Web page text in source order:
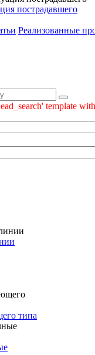
пострадавшего
Реализованные
template
типа